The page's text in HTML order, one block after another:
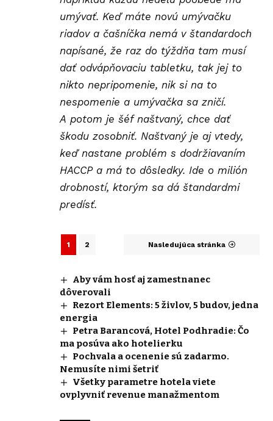
umývať. Keď máte novú umývačku
riadov a čašníčka nemá v štandardoch
napísané, že raz do týždňa tam musí
dať odvápňovaciu tabletku, tak jej to
nikto nepripomenie, nik si na to
nespomenie a umývačka sa zničí.
A potom je šéf naštvaný, chce dať
škodu zosobniť. Naštvaný je aj vtedy,
keď nastane problém s dodržiavaním
HACCP a má to dôsledky. Ide o milión
drobností, ktorým sa dá štandardmi
predísť.
1 2 Nasledujúca stránka
Aby vám hosť aj zamestnanec
dôverovali
Rezort Elements: 5 živlov, 5 budov, jedna
energia
Petra Barancová, Hotel Podhradie: Čo
ma posúva ako hotelierku
Pochvala a ocenenie sú zadarmo.
Nemusíte nimi šetriť
Všetky parametre hotela viete
ovplyvniť revenue manažmentom